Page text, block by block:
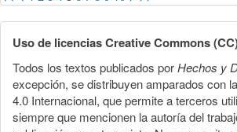
Uso de licencias Creative Commons
Todos los textos publicados porHechos y
excepción, se distribuyen amparados con
4.0 Internacional, que permite a terceros
siempre que mencionen la autoría del